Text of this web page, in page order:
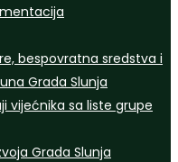
bespovratna sredstva i
Grada Slunja
vijećnika sa liste grupe
Grada Slunja